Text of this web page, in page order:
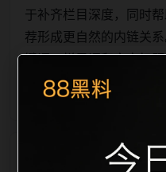
于补齐栏目深度，同时
荐形成更自然的内链关
键词、栏目词和文章标
文、图片 alt、title 之
栏目内容归集